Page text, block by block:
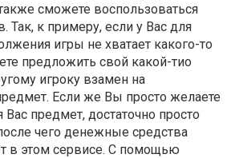
сможете воспользоваться
к примеру, если у Вас для
игры не хватает какого-то
предложить свой какой-тио
игроку взамен на
Если же Вы просто желаете
предмет, достаточно просто
чего денежные средства
в этом сервисе. С помощью